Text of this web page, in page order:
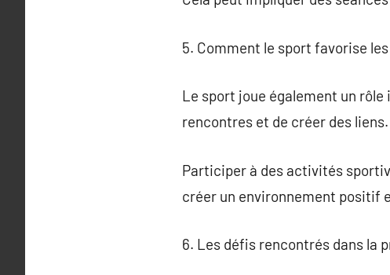
5. Comment le sport favorise
Le sport joue également un
rencontres et de créer des liens.
Participer à des activités
créer un environnement positif
6. Les défis rencontrés dans la